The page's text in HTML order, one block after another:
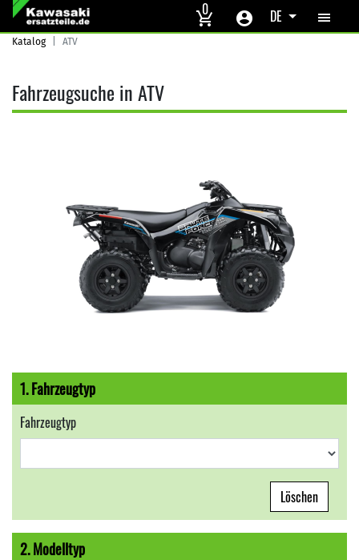
Skip to main content 0 DE
Katalog ATV
Fahrzeugsuche in ATV
1. Fahrzeugtyp
Fahrzeugtyp
Löschen
2. Modelltyp